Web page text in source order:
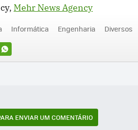
Mehr News Agency
Informática Engenharia Diversos
ENVIAR UM COMENTÁRIO